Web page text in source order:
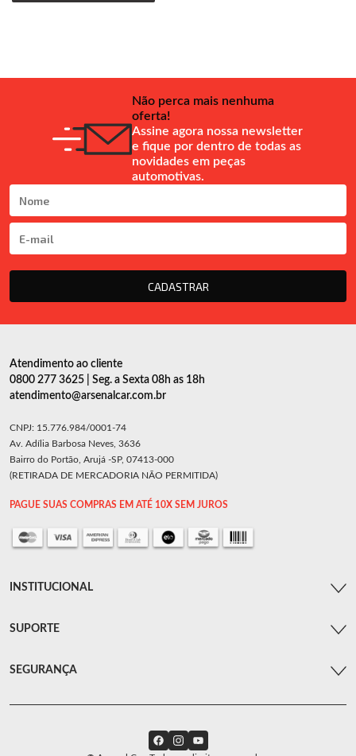
Não perca mais nenhuma
oferta!
Assine agora nossa newsletter
e fique por dentro de todas as
novidades em peças
automotivas.
CADASTRAR
Atendimento ao cliente
0800 277 3625 | Seg. a Sexta 08h as 18h
atendimento@arsenalcar.com.br
CNPJ: 15.776.984/0001-74
Av. Adília Barbosa Neves, 3636
Bairro do Portão, Arujá -SP, 07413-000
(RETIRADA DE MERCADORIA NÃO PERMITIDA)
PAGUE SUAS COMPRAS EM ATÉ 10X SEM JUROS
INSTITUCIONAL
SUPORTE
SEGURANÇA